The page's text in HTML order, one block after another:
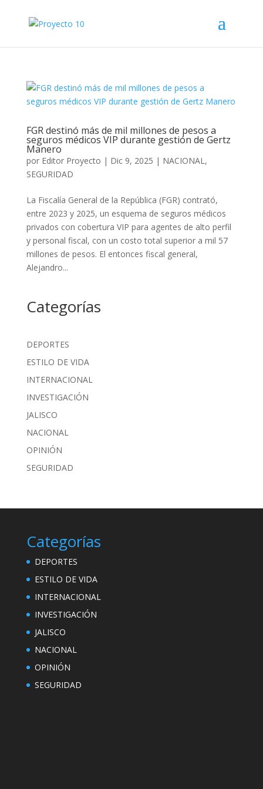
FGR destinó más de mil millones de pesos a
seguros médicos VIP durante gestión de Gertz
Manero
por Editor Proyecto | Dic 9, 2025 | NACIONAL,
SEGURIDAD
La Fiscalía General de la República (FGR) contrató,
entre 2023 y 2025, un esquema de seguros médicos
privados con cobertura VIP para agentes de alto perfil
y personal fiscal, con un costo total superior a mil 57
millones de pesos. El entonces fiscal general,
Alejandro...
Categorías
DEPORTES
ESTILO DE VIDA
INTERNACIONAL
INVESTIGACIÓN
JALISCO
NACIONAL
OPINIÓN
SEGURIDAD
Categorías
DEPORTES
ESTILO DE VIDA
INTERNACIONAL
INVESTIGACIÓN
JALISCO
NACIONAL
OPINIÓN
SEGURIDAD